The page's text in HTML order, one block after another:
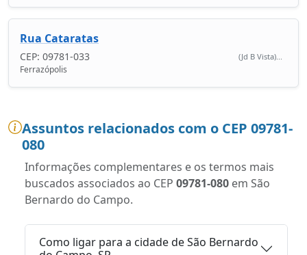
Rua Cataratas
CEP: 09781-033 (Jd B Vista)...
Ferrazópolis
Assuntos relacionados com o CEP 09781-
080
Informações complementares e os termos mais
buscados associados ao CEP 09781-080 em São
Bernardo do Campo.
Como ligar para a cidade de São Bernardo